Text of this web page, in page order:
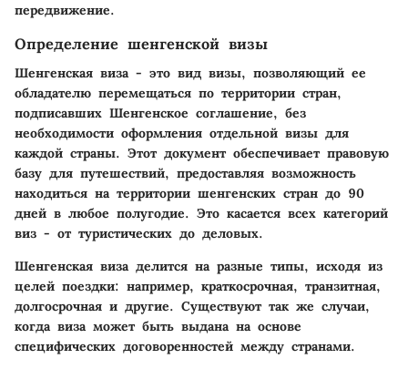
передвижение.
Определение шенгенской визы
Шенгенская виза - это вид визы, позволяющий ее
обладателю перемещаться по территории стран,
подписавших Шенгенское соглашение, без
необходимости оформления отдельной визы для
каждой страны. Этот документ обеспечивает правовую
базу для путешествий, предоставляя возможность
находиться на территории шенгенских стран до 90
дней в любое полугодие. Это касается всех категорий
виз - от туристических до деловых.
Шенгенская виза делится на разные типы, исходя из
целей поездки: например, краткосрочная, транзитная,
долгосрочная и другие. Существуют так же случаи,
когда виза может быть выдана на основе
специфических договоренностей между странами.